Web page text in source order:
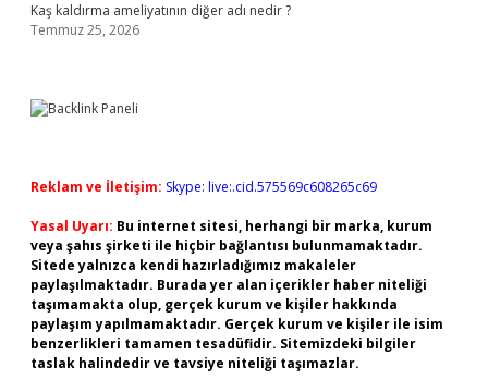
Kaş kaldırma ameliyatının diğer adı nedir ?
Temmuz 25, 2026
Reklam ve İletişim: Skype: live:.cid.575569c608265c69
Yasal Uyarı: Bu internet sitesi, herhangi bir marka, kurum
veya şahıs şirketi ile hiçbir bağlantısı bulunmamaktadır.
Sitede yalnızca kendi hazırladığımız makaleler
paylaşılmaktadır. Burada yer alan içerikler haber niteliği
taşımamakta olup, gerçek kurum ve kişiler hakkında
paylaşım yapılmamaktadır. Gerçek kurum ve kişiler ile isim
benzerlikleri tamamen tesadüfidir. Sitemizdeki bilgiler
taslak halindedir ve tavsiye niteliği taşımazlar.